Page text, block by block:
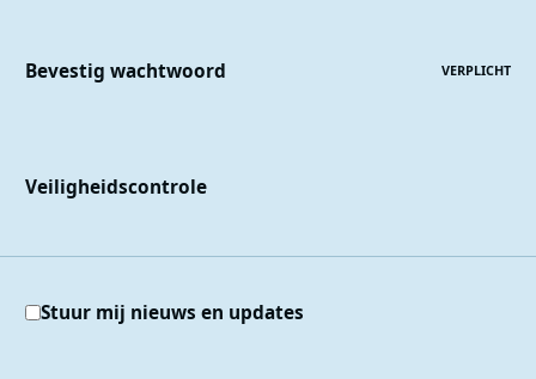
Bevestig wachtwoord VERPLICHT
Veiligheidscontrole
Stuur mij nieuws en updates